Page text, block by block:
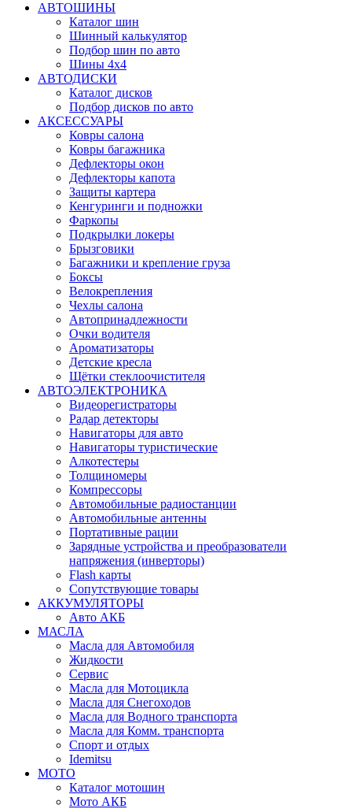
АВТОШИНЫ
Каталог шин
Шинный калькулятор
Подбор шин по авто
Шины 4x4
АВТОДИСКИ
Каталог дисков
Подбор дисков по авто
АКСЕССУАРЫ
Ковры салона
Ковры багажника
Дефлекторы окон
Дефлекторы капота
Защиты картера
Кенгуринги и подножки
Фаркопы
Подкрылки локеры
Брызговики
Багажники и крепление груза
Боксы
Велокрепления
Чехлы салона
Автопринадлежности
Очки водителя
Ароматизаторы
Детские кресла
Щётки стеклоочистителя
АВТОЭЛЕКТРОНИКА
Видеорегистраторы
Радар детекторы
Навигаторы для авто
Навигаторы туристические
Алкотестеры
Толщиномеры
Компрессоры
Автомобильные радиостанции
Автомобильные антенны
Портативные рации
Зарядные устройства и преобразователи
напряжения (инверторы)
Flash карты
Сопутствующие товары
АККУМУЛЯТОРЫ
Авто АКБ
МАСЛА
Масла для Автомобиля
Жидкости
Сервис
Масла для Мотоцикла
Масла для Снегоходов
Масла для Водного транспорта
Масла для Комм. транспорта
Спорт и отдых
Idemitsu
МОТО
Каталог мотошин
Мото АКБ